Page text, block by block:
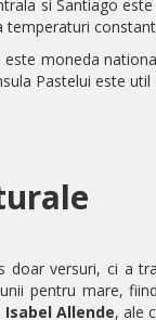
si Santiago
temperaturi
este moneda
Pastelui este
doar versuri, ci a
pentru mare,
Isabel Allende, ale